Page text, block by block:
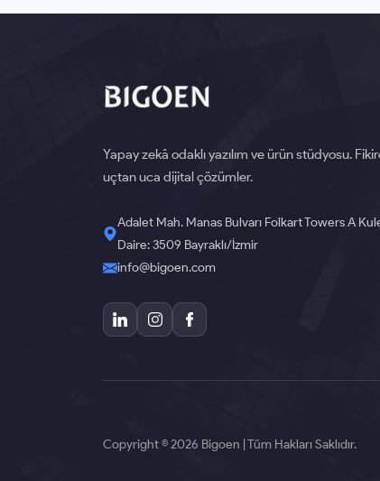
Yapay zekâ odaklı yazılım ve ürün stüdyosu.
uçtan uca dijital çözümler.
Adalet Mah. Manas Bulvarı Folkart Towers A
Daire: 3509 Bayraklı/İzmir
info@bigoen.com
Copyright © 2026 Bigoen | Tüm Hakları Saklıdır.